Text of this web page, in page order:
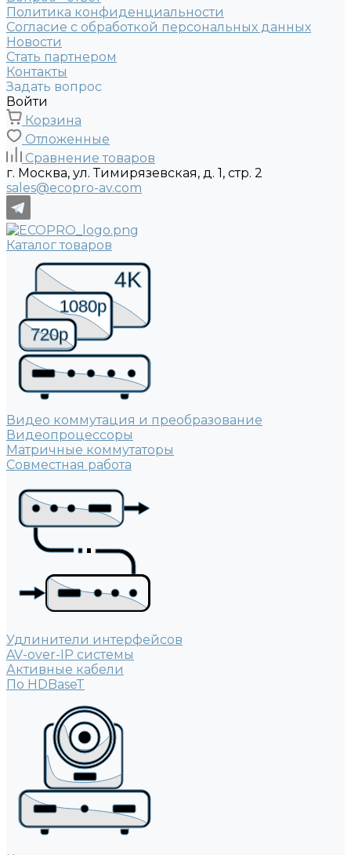
Политика конфиденциальности
Согласие с обработкой персональных данных
Новости
Стать партнером
Контакты
Задать вопрос
Войти
Корзина
Отложенные
Сравнение товаров
г. Москва, ул. Тимирязевская, д. 1, стр. 2
sales@ecopro-av.com
Каталог товаров
1080p
4K
720p
Видео коммутация и преобразование
Видеопроцессоры
Матричные коммутаторы
Совместная работа
Удлинители интерфейсов
AV-over-IP системы
Активные кабели
По HDBaseT